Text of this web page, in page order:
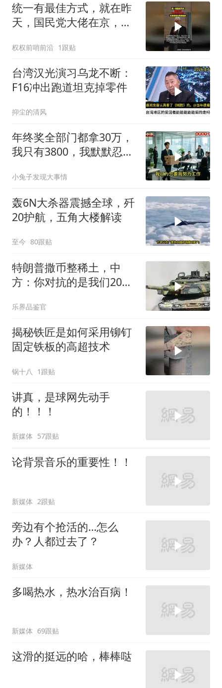
统一有最佳方式，就在昨
天，国民党大佬在京，交
权权前哨前沿 1跟贴
台湾汉光演习乌龙不断：
F16冲出跑道坦克掉零件
抑尘的清风
年终奖全部门都拿30万，
我只有3800，我默默忍
职
小兔子发现大事情
轰6N大杀器震撼全球，歼
20护航，五角大楼解读
至今 80跟贴
特朗普撒币整稀土，中
方：你对抗的是我们20年
乐界品鉴官
揭秘铁匠是如何采用铆钉
固定铁板的高超技术
锅十八 1跟贴
讲真，是球网先动手
的！！！
新媒体 57跟贴
论背景音乐的重要性！！
新媒体 2跟贴
旁边有个抢活的…怎么
办？人都过去了？
新媒体
多喝热水，热水治百病！
新媒体 69跟贴
这滑的挺远的哈，棒棒哒